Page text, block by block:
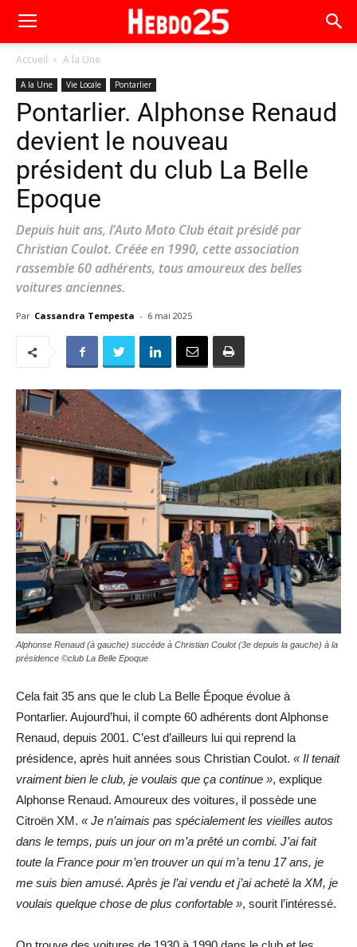
Accueil A la Une
A la Une Vie Locale Pontarlier
Pontarlier. Alphonse Renaud
devient le nouveau
président du club La Belle
Epoque
Depuis huit ans, l’Auto Moto Club était présidé par
Christian Coulot. Créée en 1990, cette association
rassemble 60 adhérents, tous amoureux des belles
voitures anciennes.
Par Cassandra Tempesta - 6 mai 2025
Alphonse Renaud (à gauche) succède à Christian Coulot (3e depuis la gauche) à la
présidence ©club La Belle Epoque
Cela fait 35 ans que le club La Belle Époque évolue à
Pontarlier. Aujourd’hui, il compte 60 adhérents dont Alphonse
Renaud, depuis 2001. C’est d’ailleurs lui qui reprend la
présidence, après huit années sous Christian Coulot. « Il tenait
vraiment bien le club, je voulais que ça continue », explique
Alphonse Renaud. Amoureux des voitures, il possède une
Citroën XM. « Je n’aimais pas spécialement les vieilles autos
dans le temps, puis un jour on m’a prêté un combi. J’ai fait
toute la France pour m’en trouver un qui m’a tenu 17 ans, je
me suis bien amusé. Après je l’ai vendu et j’ai acheté la XM, je
voulais quelque chose de plus confortable », sourit l’intéressé.